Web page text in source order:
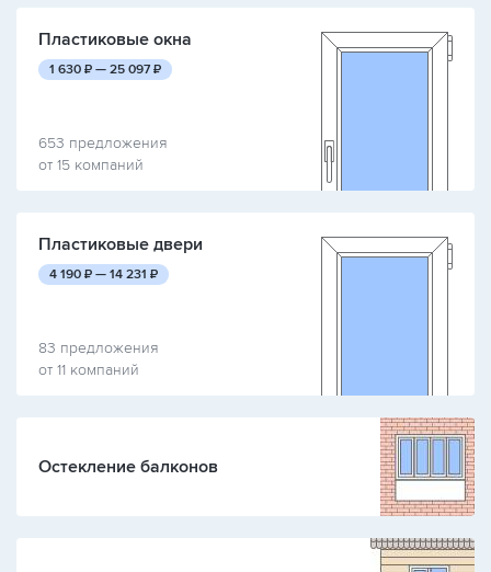
Пластиковые окна
1 630 руб.
₽ — 25 097 руб.
₽
653 предложения
от 15 компаний
Пластиковые двери
4 190 руб.
₽ — 14 231 руб.
₽
83 предложения
от 11 компаний
Остекление балконов